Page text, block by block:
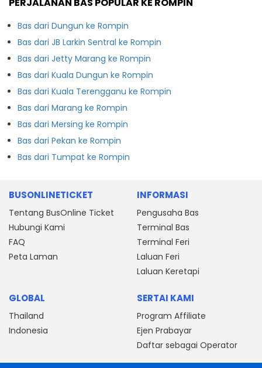
Bas dari Dungun ke Rompin
Bas dari JB Larkin Sentral ke Rompin
Bas dari Jetty Marang ke Rompin
Bas dari Kuala Dungun ke Rompin
Bas dari Kuala Terengganu ke Rompin
Bas dari Marang ke Rompin
Bas dari Mersing ke Rompin
Bas dari Pekan ke Rompin
Bas dari Tumpat ke Rompin
BUSONLINETICKET
Tentang BusOnline Ticket
Hubungi Kami
FAQ
Peta Laman
INFORMASI
Pengusaha Bas
Terminal Bas
Terminal Feri
Laluan Feri
Laluan Keretapi
GLOBAL
Thailand
Indonesia
SERTAI KAMI
Program Affiliate
Ejen Prabayar
Daftar sebagai Operator